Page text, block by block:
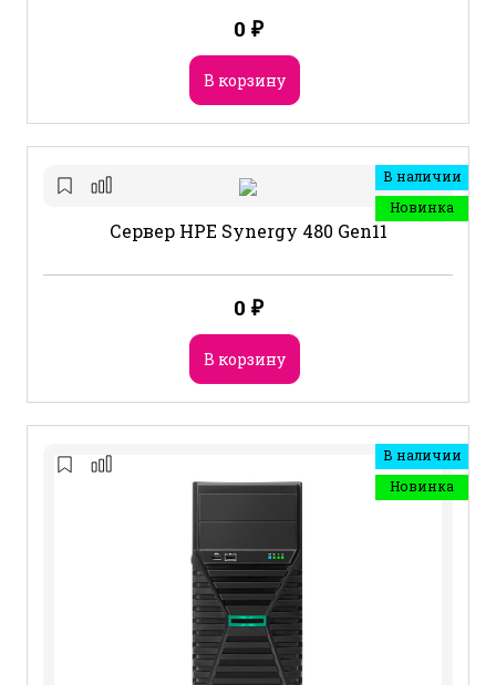
0 ₽
В корзину
В наличии
Новинка
Сервер HPE Synergy 480 Gen11
0 ₽
В корзину
В наличии
Новинка